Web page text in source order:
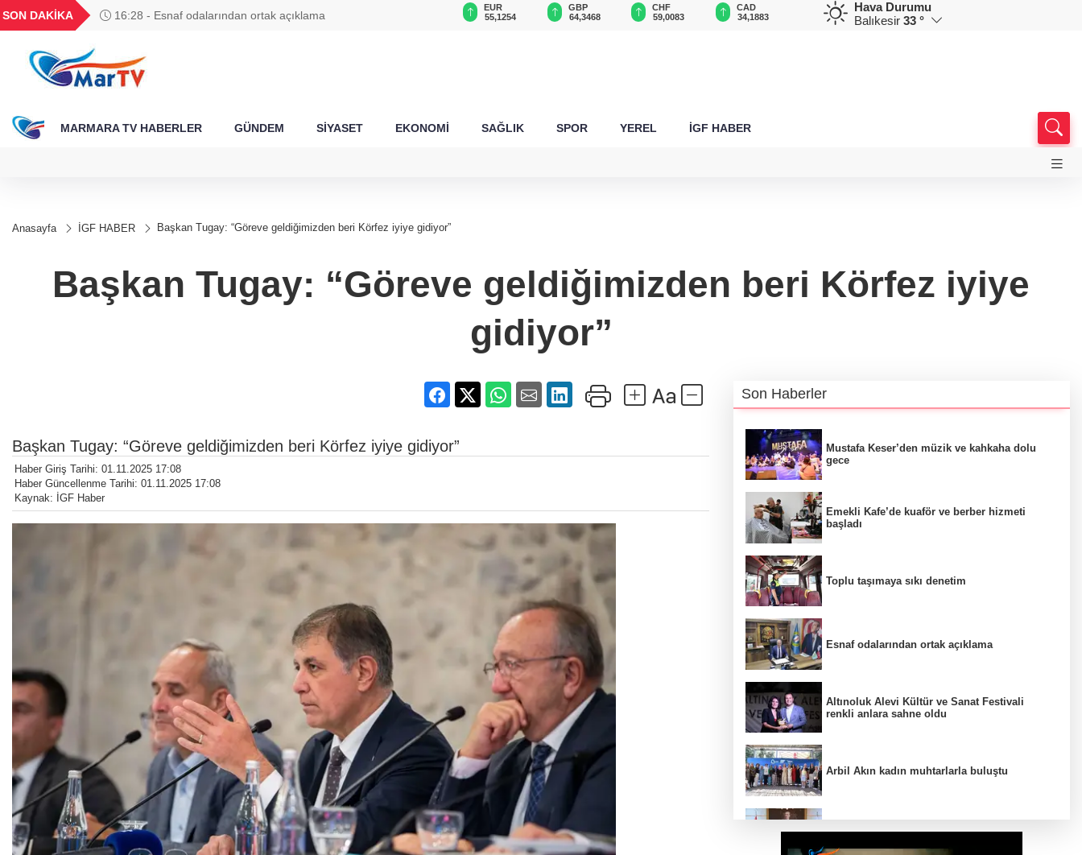
SON DAKİKA 16:28 - Esnaf odalarından ortak açıklama
BGN
27,9743
0,0018
6.660,55
13.779,39
EUR
55,1254
GBP
64,3468
CHF
59,0083
CAD
34,1883
RUB
0,5822
AED
12,9805
Hava Durumu
Balıkesir 33 °
MARMARA TV HABERLER GÜNDEM SİYASET EKONOMİ SAĞLIK SPOR YEREL İGF HABER
Anasayfa İGF HABER Başkan Tugay: “Göreve geldiğimizden beri Körfez iyiye gidiyor”
Başkan Tugay: “Göreve geldiğimizden beri Körfez iyiye
gidiyor”
Başkan Tugay: “Göreve geldiğimizden beri Körfez iyiye gidiyor”
Haber Giriş Tarihi: 01.11.2025 17:08
Haber Güncellenme Tarihi: 01.11.2025 17:08
Kaynak: İGF Haber
Son Haberler
Mustafa Keser’den müzik ve kahkaha dolu
gece
Emekli Kafe’de kuaför ve berber hizmeti
başladı
Toplu taşımaya sıkı denetim
Esnaf odalarından ortak açıklama
Altınoluk Alevi Kültür ve Sanat Festivali
renkli anlara sahne oldu
Arbil Akın kadın muhtarlarla buluştu